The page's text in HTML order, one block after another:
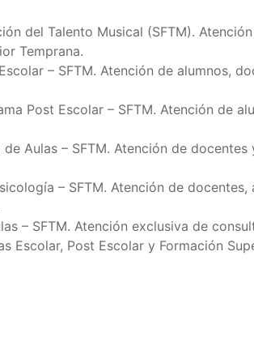
del Talento Musical (SFTM).
Temprana.
– SFTM. Atención de alumnos,
Post Escolar – SFTM. Atención de
de Aulas – SFTM. Atención de
– SFTM. Atención de
– SFTM. Atención exclusiva de
Escolar, Post Escolar y Formación